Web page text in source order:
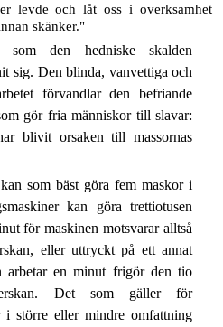
levde och låt oss i overksamhet
skänker."
som den hedniske skalden
sig. Den blinda, vanvettiga och
förvandlar den befriande
gör fria människor till slavar:
blivit orsaken till massornas
som bäst göra fem maskor i
kan göra trettiotusen
för maskinen motsvarar alltså
eller uttryckt på ett annat
arbetar en minut frigör den tio
Det som gäller för
i större eller mindre omfattning